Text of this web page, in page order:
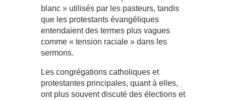
blanc » utilisés par les pasteurs, tandis
que les protestants évangéliques
entendaient des termes plus vagues
comme « tension raciale » dans les
sermons.
Les congrégations catholiques et
protestantes principales, quant à elles,
ont plus souvent discuté des élections et